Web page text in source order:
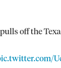
off the